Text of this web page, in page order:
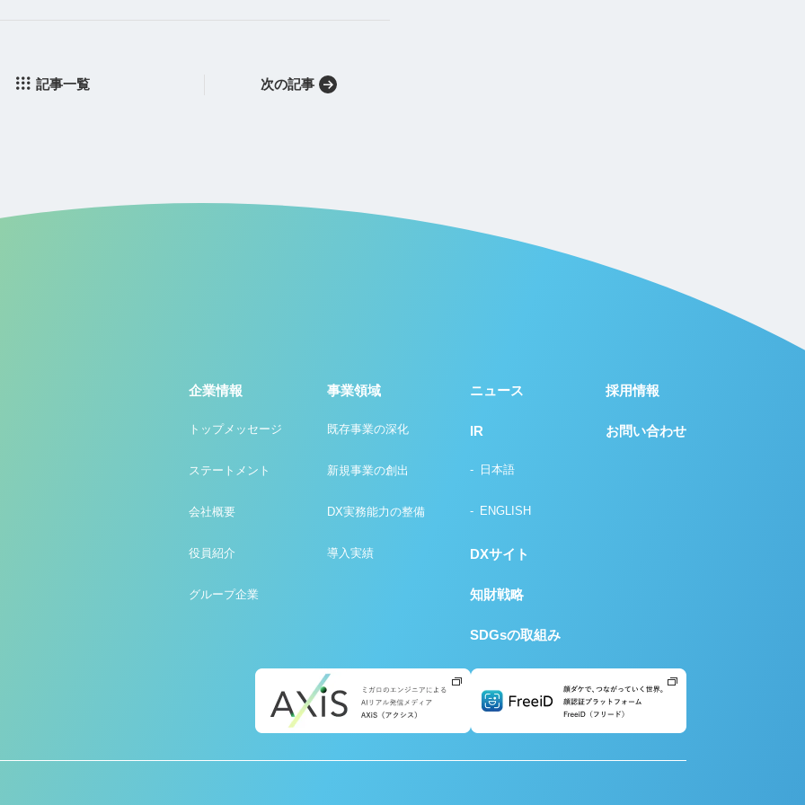
記事一覧 次の記事
企業情報
トップメッセージ
ステートメント
会社概要
役員紹介
グループ企業
事業領域
既存事業の深化
新規事業の創出
DX実務能力の整備
導入実績
ニュース
IR
日本語
ENGLISH
DXサイト
知財戦略
SDGsの取組み
採用情報
お問い合わせ